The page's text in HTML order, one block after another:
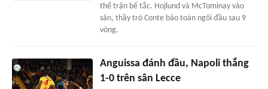
thế trận bế tắc. Hojlund và McTominay vào
sân, thầy trò Conte bảo toàn ngôi đầu sau 9
vòng.
Anguissa đánh đầu, Napoli thắng
1-0 trên sân Lecce